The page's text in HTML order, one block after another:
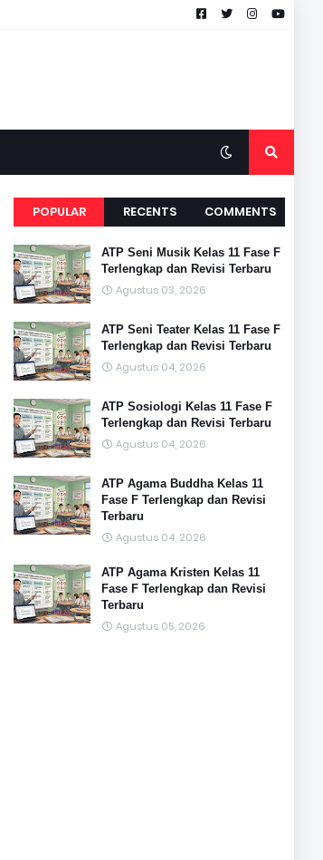
POPULAR RECENTS COMMENTS
ATP Seni Musik Kelas 11 Fase F
Terlengkap dan Revisi Terbaru
Agustus 03, 2026
ATP Seni Teater Kelas 11 Fase F
Terlengkap dan Revisi Terbaru
Agustus 04, 2026
ATP Sosiologi Kelas 11 Fase F
Terlengkap dan Revisi Terbaru
Agustus 04, 2026
ATP Agama Buddha Kelas 11
Fase F Terlengkap dan Revisi
Terbaru
Agustus 04, 2026
ATP Agama Kristen Kelas 11
Fase F Terlengkap dan Revisi
Terbaru
Agustus 05, 2026